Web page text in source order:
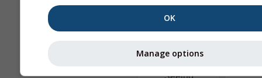
OK
Manage options